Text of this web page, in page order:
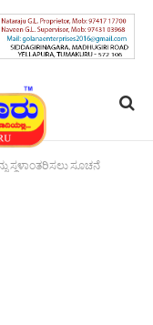
ಸ್ಥಳಾಂತರಿಸಲು ಸೂಚನೆ